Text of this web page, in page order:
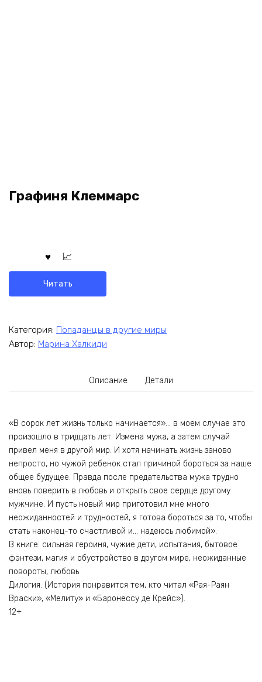
Графиня Клеммарс
Читать
Категория: Попаданцы в другие миры
Автор: Марина Халкиди
Описание Детали
«В сорок лет жизнь только начинается»… в моем случае это
произошло в тридцать лет. Измена мужа, а затем случай
привел меня в другой мир. И хотя начинать жизнь заново
непросто, но чужой ребенок стал причиной бороться за наше
общее будущее. Правда после предательства мужа трудно
вновь поверить в любовь и открыть свое сердце другому
мужчине. И пусть новый мир приготовил мне много
неожиданностей и трудностей, я готова бороться за то, чтобы
стать наконец-то счастливой и… надеюсь любимой».
В книге: сильная героиня, чужие дети, испытания, бытовое
фэнтези, магия и обустройство в другом мире, неожиданные
повороты, любовь.
Дилогия. (История понравится тем, кто читал «Рая-Раян
Враски», «Мелиту» и «Баронессу де Крейс»).
12+